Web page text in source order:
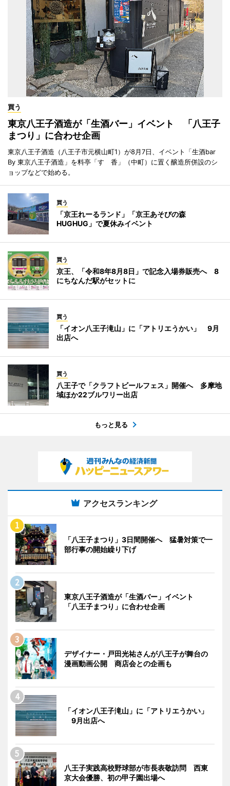
買う
東京八王子酒造が「生酒バー」イベント 「八王子
まつり」に合わせ企画
東京八王子酒造（八王子市元横山町1）が8月7日、イベント「生酒bar
By 東京八王子酒造」を料亭「すゞ香」（中町）に置く醸造所併設のシ
ョップなどで始める。
買う
「京王れーるランド」「京王あそびの森
HUGHUG」で夏休みイベント
買う
京王、「令和8年8月8日」で記念入場券販売へ 8
にちなんだ駅がセットに
買う
「イオン八王子滝山」に「アトリエうかい」 9月
出店へ
買う
八王子で「クラフトビールフェス」開催へ 多摩地
域ほか22ブルワリー出店
もっと見る
アクセスランキング
「八王子まつり」3日間開催へ 猛暑対策で一
部行事の開始繰り下げ
東京八王子酒造が「生酒バー」イベント
「八王子まつり」に合わせ企画
デザイナー・戸田光祐さんが八王子が舞台の
漫画動画公開 商店会との企画も
「イオン八王子滝山」に「アトリエうかい」
9月出店へ
八王子実践高校野球部が市長表敬訪問 西東
京大会優勝、初の甲子園出場へ